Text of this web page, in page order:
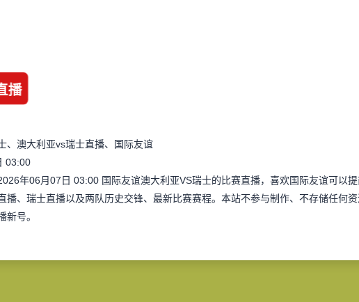
播
、澳大利亚vs瑞士直播、国际友谊
03:00
年06月07日 03:00 国际友谊澳大利亚VS瑞士的比赛直播，喜欢国际友谊可以
播、瑞士直播以及两队历史交锋、最新比赛赛程。本站不参与制作、不存储任何
新号。